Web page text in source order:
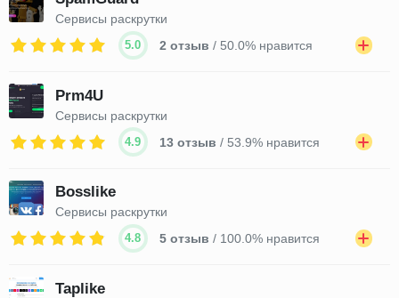
Сервисы раскрутки
5.0 2 отзыв / 50.0% нравится
Prm4U
Сервисы раскрутки
4.9 13 отзыв / 53.9% нравится
Bosslike
Сервисы раскрутки
4.8 5 отзыв / 100.0% нравится
Taplike